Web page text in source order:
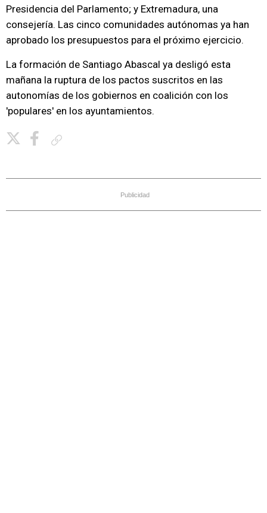
Presidencia del Parlamento; y Extremadura, una
consejería. Las cinco comunidades autónomas ya han
aprobado los presupuestos para el próximo ejercicio.
La formación de Santiago Abascal ya desligó esta
mañana la ruptura de los pactos suscritos en las
autonomías de los gobiernos en coalición con los
'populares' en los ayuntamientos.
Publicidad